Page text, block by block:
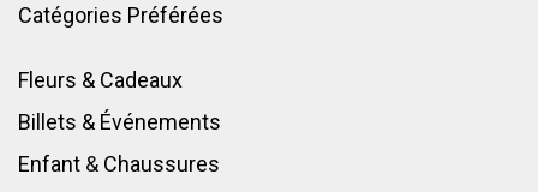
Catégories Préférées
Fleurs & Cadeaux
Billets & Événements
Enfant & Chaussures